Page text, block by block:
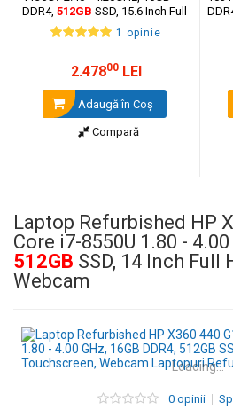
DDR4, 512GB SSD, 15.6 Inch Full
HD, Webcam + Windows 10
Home
1 opinie
2.47800LEI
Adaugă în Coş
Compară
Laptop Refurbished HP
Core i7-8550U 1.80 - 4.00
512GB SSD, 14 Inch Full
Webcam
Loading...
0 opinii